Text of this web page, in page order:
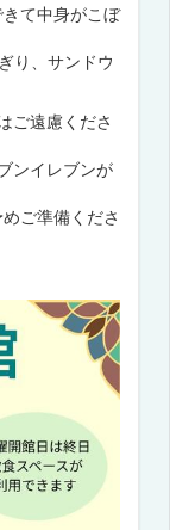
て中身がこぼ
サンドウ
ご遠慮くださ
ンイレブンが
ご準備くださ